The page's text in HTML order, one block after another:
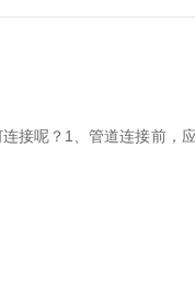
接呢？1、管道连接前，